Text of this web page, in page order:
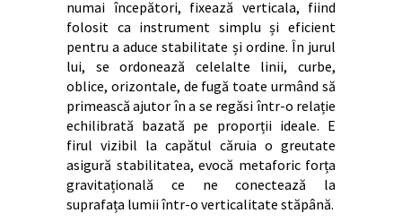
numai începători, fixează verticala, fiind
folosit ca instrument simplu și eficient
pentru a aduce stabilitate și ordine. În jurul
lui, se ordonează celelalte linii, curbe,
oblice, orizontale, de fugă toate urmând să
primească ajutor în a se regăsi într-o relație
echilibrată bazată pe proporții ideale. E
firul vizibil la capătul căruia o greutate
asigură stabilitatea, evocă metaforic forța
gravitațională ce ne conectează la
suprafața lumii într-o verticalitate stăpână.